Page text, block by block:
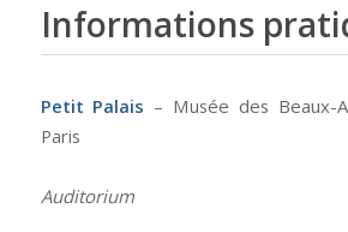
Informations
Petit Palais – Musée des Beaux-
Paris
Auditorium